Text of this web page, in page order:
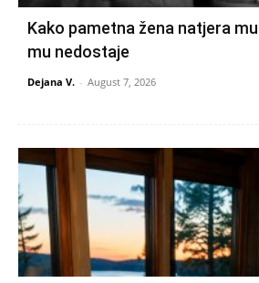
Kako pametna žena natjera
mu nedostaje
Dejana V. - August 7, 2026